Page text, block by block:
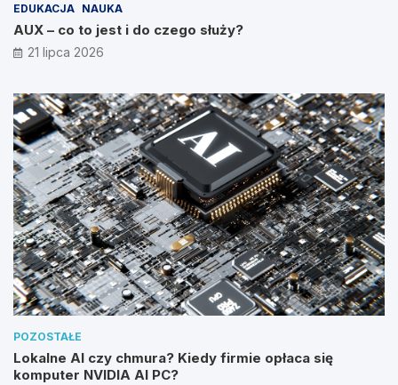
EDUKACJA NAUKA
AUX – co to jest i do czego służy?
21 lipca 2026
POZOSTAŁE
Lokalne AI czy chmura? Kiedy firmie opłaca się
komputer NVIDIA AI PC?